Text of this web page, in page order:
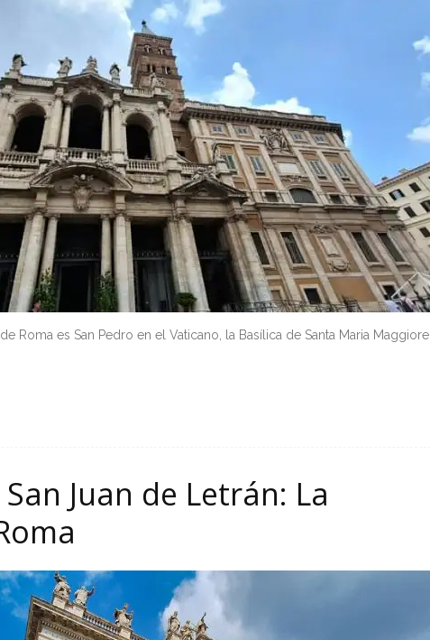
Roma es San Pedro en el Vaticano, la Basílica de Santa Maria Maggiore
Juan de Letrán: La